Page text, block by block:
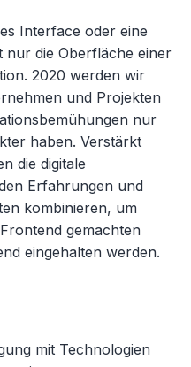
Interface oder eine
die Oberfläche einer
2020 werden wir
und Projekten
nur
haben. Verstärkt
die digitale
Erfahrungen und
kombinieren, um
gemachten
eingehalten werden.
mit Technologien